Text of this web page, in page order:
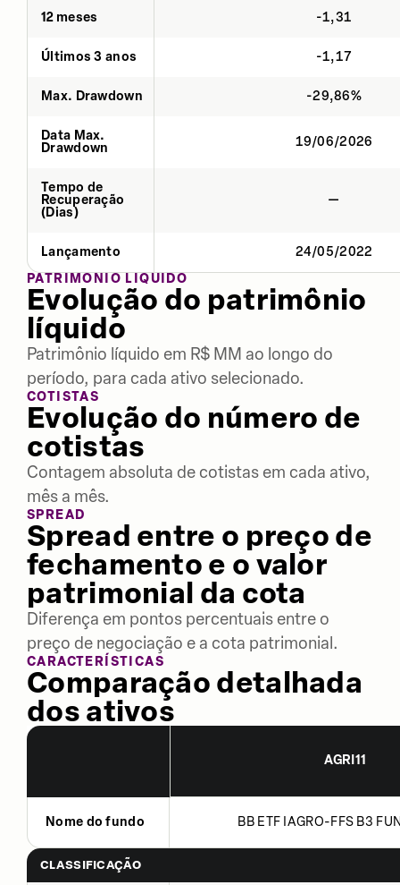
12 meses -1,31
Últimos 3 anos -1,17
Max. Drawdown -29,86%
Data Max.
Drawdown
19/06/2026
Tempo de
Recuperação
(Dias)
—
Lançamento
24/05/2022
PATRIMÔNIO LÍQUIDO
Evolução do patrimônio
líquido
Patrimônio líquido em R$ MM ao longo do
período, para cada ativo selecionado.
COTISTAS
Evolução do número de
cotistas
Contagem absoluta de cotistas em cada ativo,
mês a mês.
SPREAD
Spread entre o preço de
fechamento e o valor
patrimonial da cota
Diferença em pontos percentuais entre o
preço de negociação e a cota patrimonial.
CARACTERÍSTICAS
Comparação detalhada
dos ativos
AGRI11
Nome do fundo BB ETF IAGRO-FFS B3
CLASSIFICAÇÃO